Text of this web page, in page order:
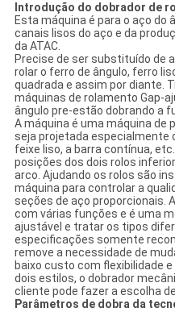
Introdução do dobrador de
Esta máquina é para o aço do
canais lisos do aço e da
da ATAC.
Precise de ser substituído de
rolar o ferro de ângulo, ferro
quadrada e assim por diante.
máquinas de rolamento Gap-
ângulo pre-estão dobrando a
A máquina é uma máquina
seja projetada especialmente
feixe liso, a barra contínua,
posições dos dois rolos
arco. Ajudando os rolos são
máquina para controlar a
seções de aço proporcionais.
com várias funções e é uma
ajustável e tratar os tipos
especificações somente
remove a necessidade de
baixo custo com flexibilidade
dois estilos, o dobrador
cliente pode fazer a escolha
Parâmetros de dobra da